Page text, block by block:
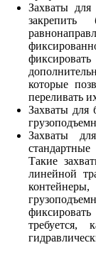
Захваты
которые
переливать
Захваты для
Захваты
Такие
линейной